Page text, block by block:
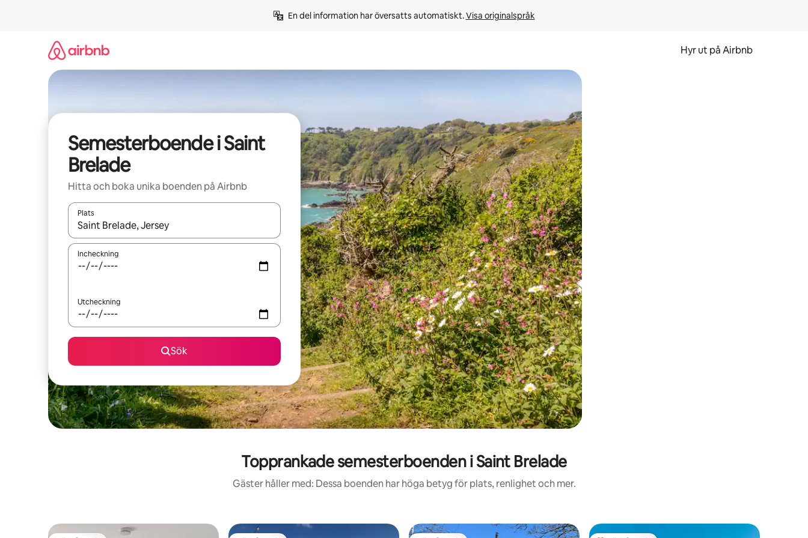
En del information har översatts automatiskt. Visa originalspråk
Hyr ut på Airbnb
Semesterboende i Saint
Brelade
Hitta och boka unika boenden på Airbnb
Plats
När resultaten är tillgängliga kan du navigera med upp- och nedåtpilarna eller utforska genom att trycka eller svepa.
Incheckning
Utcheckning
Sök
Topprankade semesterboenden i Saint Brelade
Gäster håller med: Dessa boenden har höga betyg för plats, renlighet och mer.